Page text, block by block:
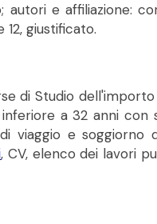
e affiliazione:
giustificato.
di Studio
a 32 anni con
viaggio e soggiorno
, CV, elenco dei lavori